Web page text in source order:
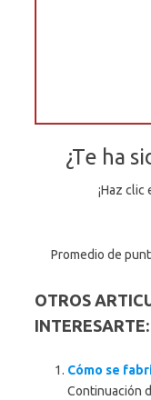
¿Te ha
¡Haz
Promedio de
OTROS
INTERESARTE:
Cómo se
Continuación